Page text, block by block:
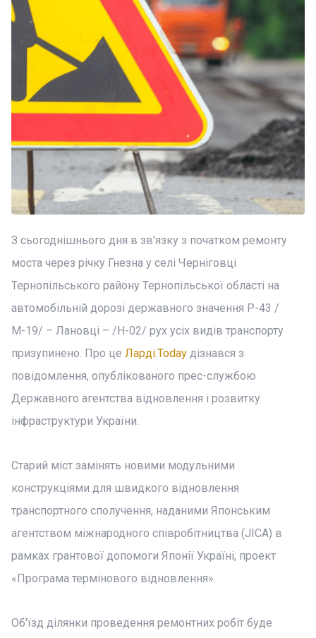
З сьогоднішнього дня в зв'язку з початком ремонту
моста через річку Гнезна у селі Черніговці
Тернопільського району Тернопільської області на
автомобільній дорозі державного значення Р-43 /
М-19/ – Лановці – /Н-02/ рух усіх видів транспорту
призупинено. Про це Ларді.Today дізнався з
повідомлення, опублікованого прес-службою
Державного агентства відновлення і розвитку
інфраструктури України.
Старий міст замінять новими модульними
конструкціями для швидкого відновлення
транспортного сполучення, наданими Японським
агентством міжнародного співробітництва (JICA) в
рамках грантової допомоги Японії Україні, проект
«Програма термінового відновлення».
Об'їзд ділянки проведення ремонтних робіт буде